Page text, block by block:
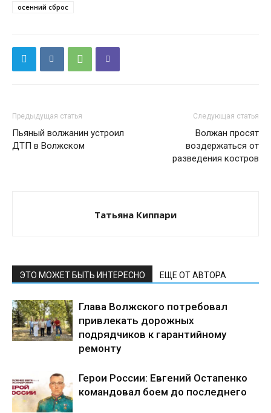
осенний сброс
Предыдущая статья
Пьяный волжанин устроил
ДТП в Волжском
Следующая статья
Волжан просят
воздержаться от
разведения костров
Татьяна Киппари
ЭТО МОЖЕТ БЫТЬ ИНТЕРЕСНО ЕЩЕ ОТ АВТОРА
Глава Волжского потребовал
привлекать дорожных
подрядчиков к гарантийному
ремонту
Герои России: Евгений Остапенко
командовал боем до последнего